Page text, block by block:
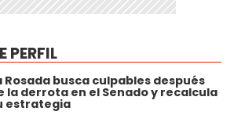
PERFIL
Rosada busca culpables después
la derrota en el Senado y recalcula
estrategia